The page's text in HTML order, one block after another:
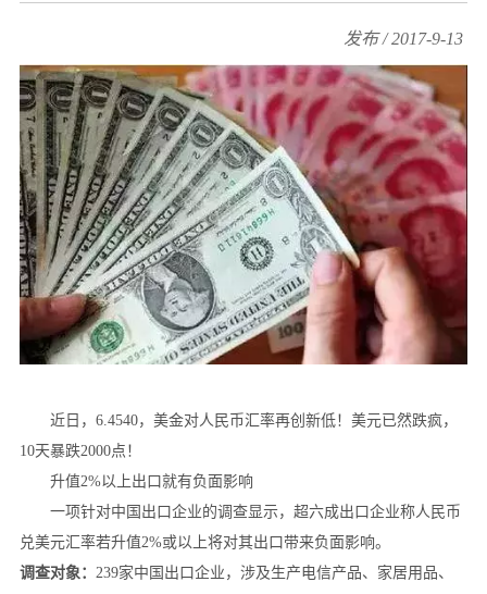
发布 / 2017-9-13
近日，6.4540，美金对人民币汇率再创新低！美元已然跌疯，
10天暴跌2000点！
升值2%以上出口就有负面影响
一项针对中国出口企业的调查显示，超六成出口企业称人民币
兑美元汇率若升值2%或以上将对其出口带来负面影响。
调查对象： 239家中国出口企业，涉及生产电信产品、家居用品、